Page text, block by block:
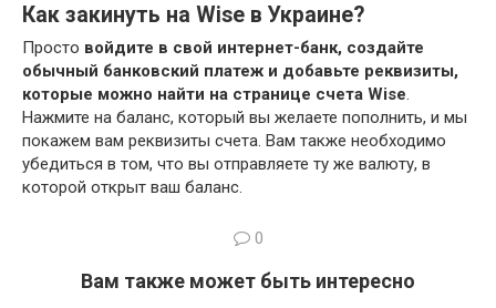
Как закинуть на Wise в Украине?
Просто войдите в свой интернет-банк, создайте
обычный банковский платеж и добавьте реквизиты,
которые можно найти на странице счета Wise.
Нажмите на баланс, который вы желаете пополнить, и мы
покажем вам реквизиты счета. Вам также необходимо
убедиться в том, что вы отправляете ту же валюту, в
которой открыт ваш баланс.
0
Вам также может быть интересно